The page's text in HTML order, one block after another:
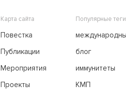
Карта сайта
Повестка
Публикации
Мероприятия
Проекты
Популярные теги
блог
иммунитеты
КМП